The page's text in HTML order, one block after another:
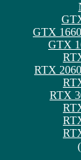
GTX
GTX
RTX
RTX